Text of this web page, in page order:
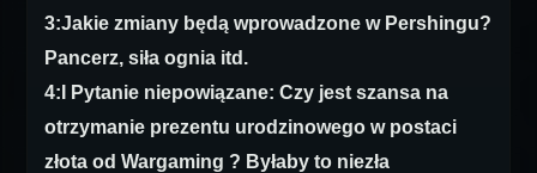
3:Jakie zmiany będą wprowadzone w Pershingu?
Pancerz, siła ognia itd.
4:I Pytanie niepowiązane: Czy jest szansa na
otrzymanie prezentu urodzinowego w postaci
złota od Wargaming ? Byłaby to niezła